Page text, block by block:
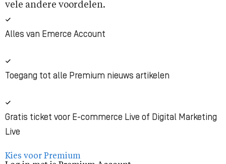
vele andere voordelen.
Alles van Emerce Account
Toegang tot alle Premium nieuws artikelen
Gratis ticket voor E-commerce Live of Digital Marketing
Live
Kies voor Premium